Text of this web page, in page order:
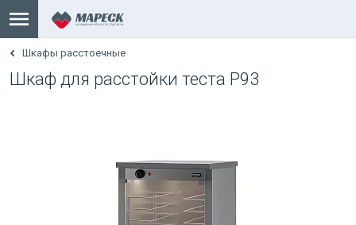
Шкафы расстоечные
Шкаф для расстойки теста Р93